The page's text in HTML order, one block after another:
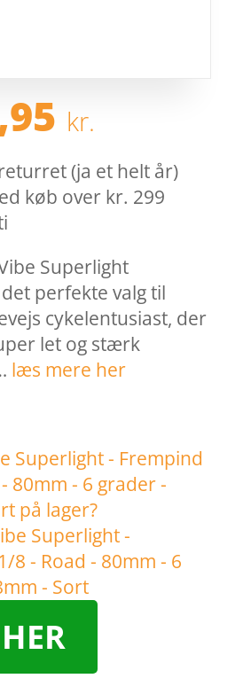
kr.
(ja et helt år)
køb over kr. 299
Superlight
perfekte valg til
cykelentusiast, der
let og stærk
læs mere her